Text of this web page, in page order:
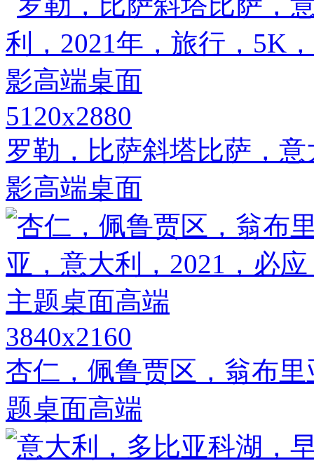
5120x2880
罗勒，比萨斜塔比萨，
影高端桌面
3840x2160
杏仁，佩鲁贾区，翁布
题桌面高端